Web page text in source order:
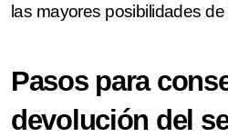
las mayores posibilidades de
Pasos para
devolución del